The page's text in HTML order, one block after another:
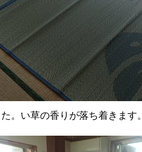
。い草の香りが落ち着きます。